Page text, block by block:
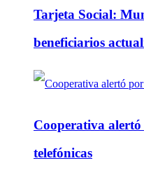
Tarjeta Social:
beneficiarios
Cooperativa alertó
telefónicas